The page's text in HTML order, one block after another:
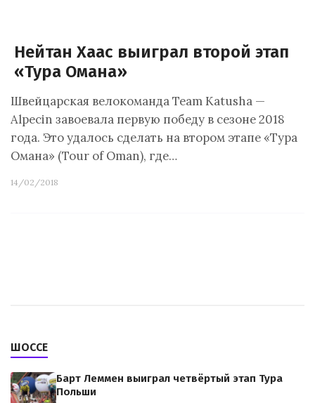
Нейтан Хаас выиграл второй этап
«Тура Омана»
Швейцарская велокоманда Team Katusha —
Alpecin завоевала первую победу в сезоне 2018
года. Это удалось сделать на втором этапе «Тура
Омана» (Tour of Oman), где…
14/02/2018
ШОССЕ
Барт Леммен выиграл четвёртый этап Тура
Польши